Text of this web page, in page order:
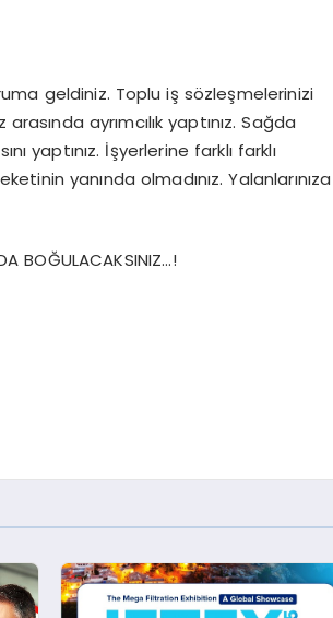
geldiniz. Toplu iş sözleşmelerinizi
ayrımcılık yaptınız. Sağda
yaptınız. İşyerlerine farklı farklı
yanında olmadınız. Yalanlarınıza
BOĞULACAKSINIZ…!